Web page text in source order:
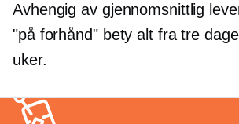
Avhengig av gjennomsnittlig
"på forhånd" bety alt fra tre
uker.